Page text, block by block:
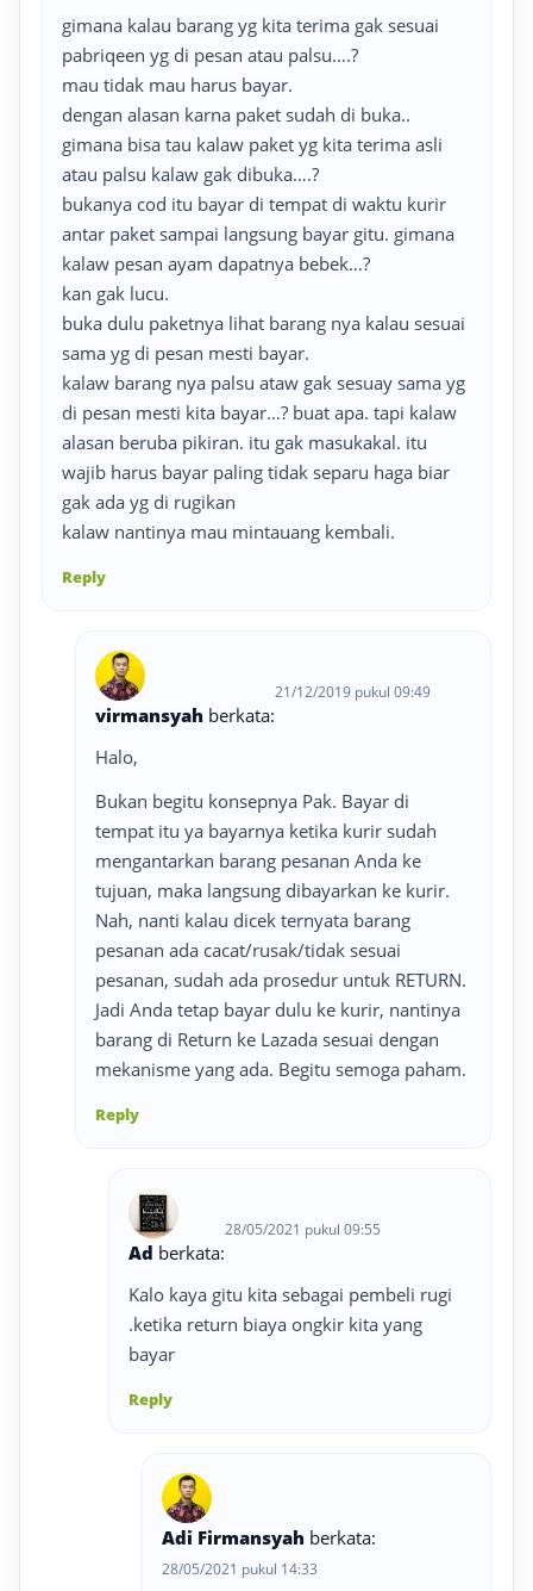
gimana kalau barang yg kita terima gak sesuai
pabriqeen yg di pesan atau palsu….?
mau tidak mau harus bayar.
dengan alasan karna paket sudah di buka..
gimana bisa tau kalaw paket yg kita terima asli
atau palsu kalaw gak dibuka….?
bukanya cod itu bayar di tempat di waktu kurir
antar paket sampai langsung bayar gitu. gimana
kalaw pesan ayam dapatnya bebek…?
kan gak lucu.
buka dulu paketnya lihat barang nya kalau sesuai
sama yg di pesan mesti bayar.
kalaw barang nya palsu ataw gak sesuay sama yg
di pesan mesti kita bayar…? buat apa. tapi kalaw
alasan beruba pikiran. itu gak masukakal. itu
wajib harus bayar paling tidak separu haga biar
gak ada yg di rugikan
kalaw nantinya mau mintauang kembali.
Reply
virmansyah berkata:
21/12/2019 pukul 09:49
Halo,
Bukan begitu konsepnya Pak. Bayar di
tempat itu ya bayarnya ketika kurir sudah
mengantarkan barang pesanan Anda ke
tujuan, maka langsung dibayarkan ke kurir.
Nah, nanti kalau dicek ternyata barang
pesanan ada cacat/rusak/tidak sesuai
pesanan, sudah ada prosedur untuk RETURN.
Jadi Anda tetap bayar dulu ke kurir, nantinya
barang di Return ke Lazada sesuai dengan
mekanisme yang ada. Begitu semoga paham.
Reply
Ad berkata:
28/05/2021 pukul 09:55
Kalo kaya gitu kita sebagai pembeli rugi
.ketika return biaya ongkir kita yang
bayar
Reply
Adi Firmansyah berkata:
28/05/2021 pukul 14:33